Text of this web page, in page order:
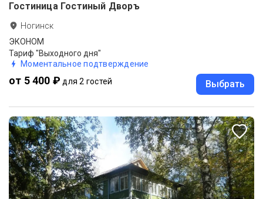
Гостиница Гостиный Дворъ
Ногинск
ЭКОНОМ
Тариф "Выходного дня"
Моментальное подтверждение
от 5 400 ₽ для 2 гостей Выбрать